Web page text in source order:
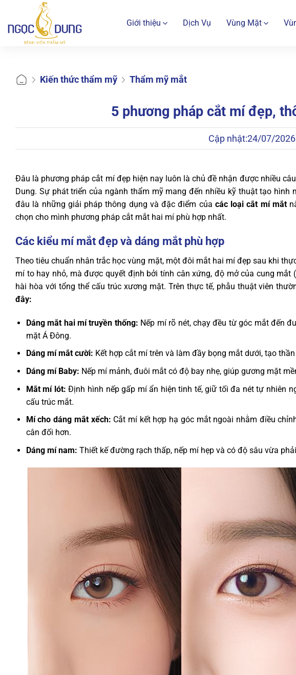
nội
Giới thiệu Dịch Vụ Vùng Mặt
Kiến thức thẩm mỹ Thẩm mỹ mắt
5 phương pháp cắt mí đẹp,
Cập nhật:24/07/2026
Đâu là phương pháp cắt mí đẹp hiện nay luôn là chủ đề nhận được nhiều
Dung. Sự phát triển của ngành thẩm mỹ mang đến nhiều kỹ thuật tạo
đâu là những giải pháp thông dụng và đặc điểm của các loại cắt mí mắt
chọn cho mình phương pháp cắt mắt hai mí phù hợp nhất.
Các kiểu mí mắt đẹp và dáng mắt phù hợp
Theo tiêu chuẩn nhân trắc học vùng mặt, một đôi mắt hai mí đẹp sau khi
mí to hay nhỏ, mà được quyết định bởi tính cân xứng, độ mở của cung
hài hòa với tổng thể cấu trúc xương mặt. Trên thực tế, phẫu thuật viên
đây:
Dáng mắt hai mí truyền thống: Nếp mí rõ nét, chạy đều từ góc mắt đến
mặt Á Đông.
Dáng mí mắt cười: Kết hợp cắt mí trên và làm đầy bọng mắt dưới, tạo
Dáng mí Baby: Nếp mí mảnh, đuôi mắt có độ bay nhẹ, giúp gương mặt
Mắt mí lót: Định hình nếp gấp mí ẩn hiện tinh tế, giữ tối đa nét tự nhiên
cấu trúc mắt.
Mí cho dáng mắt xếch: Cắt mí kết hợp hạ góc mắt ngoài nhằm điều
cân đối hơn.
Dáng mí nam: Thiết kế đường rạch thấp, nếp mí hẹp và có độ sâu vừa